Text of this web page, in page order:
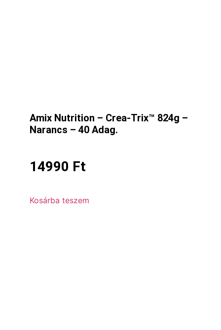
Amix Nutrition – Crea-Trix™ 824g –
Narancs – 40 Adag.
14990 Ft
Kosárba teszem